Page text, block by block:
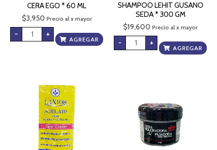
CERA EGO * 60 ML
$3,950 Precio al x mayor
- +
AGREGAR
SHAMPOO LEHIT GUSANO
SEDA * 300 GM
$19,600 Precio al x mayor
- +
AGREGAR
INDIVIDUAL
cantidad
cantidad